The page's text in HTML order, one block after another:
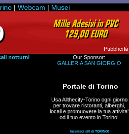
| Webcam | Musei
notturni
Our Sponsor:
GALLERIA SAN GIORGIO
Portale di Torino
Usa Allthecity-Torino ogni giorno
per trovare ristoranti, alberghi,
locali e promuovere la tua attivita'
od il tuo evento in Torino!
Inserisci siti di TORINO!